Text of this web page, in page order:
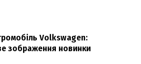
Volkswagen:
зображення новинки